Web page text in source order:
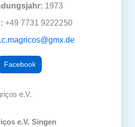
1973
+49 7731 9222250
Facebook
e.V. Singen